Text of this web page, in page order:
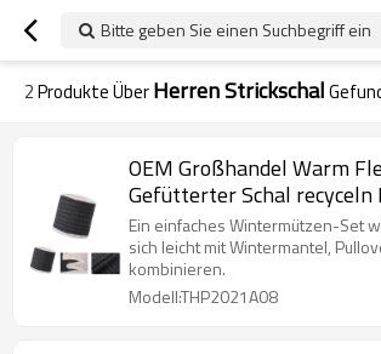
Bitte geben Sie einen Suchbegriff ein
2Produkte ÜberHerren Strickschal
OEM Großhandel Warm
Gefütterter Schal recyceln
Strickschal
Ein einfaches Wintermützen-Set
sich leicht mit Wintermantel,
kombinieren.
Modell:THP2021A08